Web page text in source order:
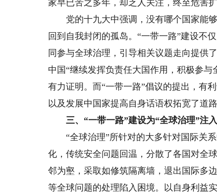
家早已苦之多年，却乏人关注，终至危害
党的十九大中强调，没有哪个国家能够
回到自我封闭的孤岛。“一带一路”建设不
同参与全球治理，引导相关议题走向提供
中国“继续发挥负责任大国作用，积极参
有力证明。而“一带一路”倡议的提出，有
以及发展中国家提高自身话语权拓宽了道路
三、“一带一路”建设为“全球治理”注入
“全球治理”所针对的大多针对国际关系
化，传统安全问题回温，分散了各国对全
邻为壑，采取如修筑隔离墙，退出国际多
等全球问题的处理陷入困境。以自身利益